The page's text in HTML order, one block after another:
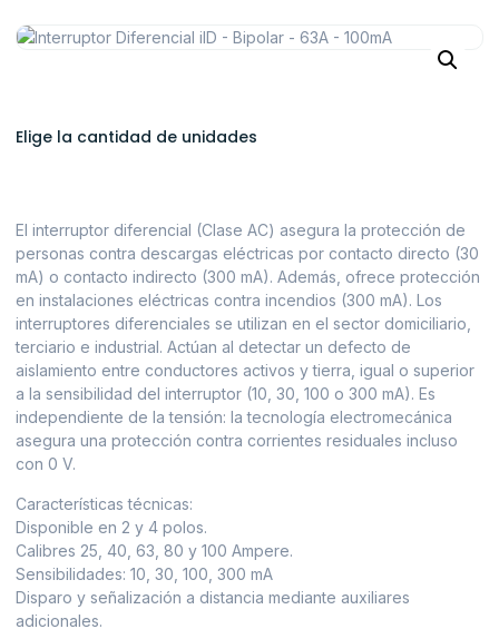
Elige la cantidad de unidades
El interruptor diferencial (Clase AC) asegura la protección de
personas contra descargas eléctricas por contacto directo (30
mA) o contacto indirecto (300 mA). Además, ofrece protección
en instalaciones eléctricas contra incendios (300 mA). Los
interruptores diferenciales se utilizan en el sector domiciliario,
terciario e industrial. Actúan al detectar un defecto de
aislamiento entre conductores activos y tierra, igual o superior
a la sensibilidad del interruptor (10, 30, 100 o 300 mA). Es
independiente de la tensión: la tecnología electromecánica
asegura una protección contra corrientes residuales incluso
con 0 V.
Características técnicas:
Disponible en 2 y 4 polos.
Calibres 25, 40, 63, 80 y 100 Ampere.
Sensibilidades: 10, 30, 100, 300 mA
Disparo y señalización a distancia mediante auxiliares
adicionales.